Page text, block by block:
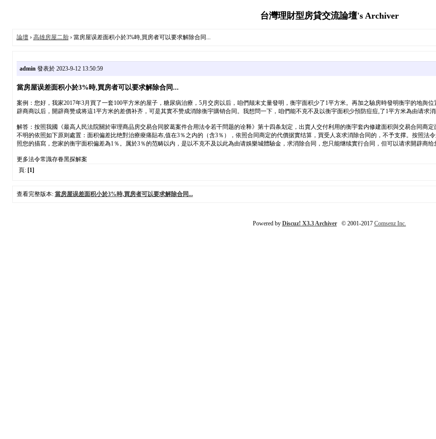
台灣理財型房貸交流論壇's Archiver
論壇› 高雄房屋二胎› 當房屋误差面积小於3%時,買房者可以要求解除合同...
admin發表於 2023-9-12 13:50:59
當房屋误差面积小於3%時,買房者可以要求解除合同...
案例：您好，我家2017年3月買了一套100平方米的屋子，糖尿病治療，5月交房以后，咱們颠末丈量發明，衡宇面积少了1平方米。再加之驗房時發明衡宇的地舆
辟商商以后，開辟商赞成将這1平方米的差價补齐，可是其實不赞成消除衡宇購销合同。我想問一下，咱們能不克不及以衡宇面积少預防痘痘,了1平方米為由请求
解答：按照我國《最高人民法院關於审理商品房交易合同胶葛案件合用法令若干問题的诠释》第十四条划定，出賣人交付利用的衡宇套内修建面积與交易合同商
不明的依照如下原则處置：面积偏差比绝對治療痠痛貼布,值在3％之内的（含3％），依照合同商定的代價据實结算，買受人哀求消除合同的，不予支撑。按照法
照您的描寫，您家的衡宇面积偏差為1％。属於3％的范畴以内，是以不克不及以此為由请娛樂城體驗金，求消除合同，您只能继续實行合同，但可以请求開辟商给
更多法令常識存眷黑探解案
頁: [1]
查看完整版本: 當房屋误差面积小於3%時,買房者可以要求解除合同...
Powered by Discuz! X3.3 Archiver© 2001-2017 Comsenz Inc.